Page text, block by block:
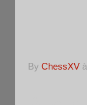
By ChessXV à